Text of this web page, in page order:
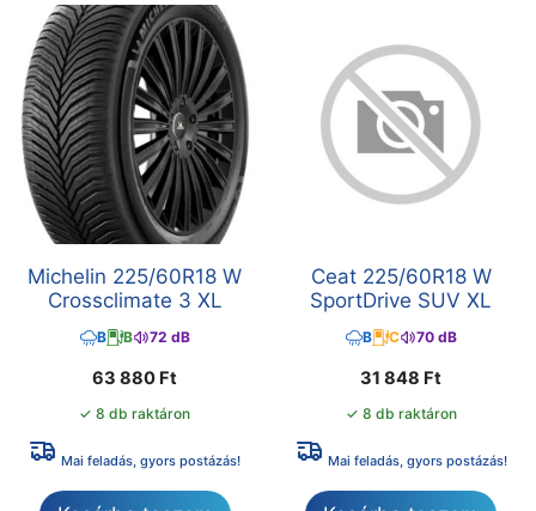
Michelin 225/60R18 W
Crossclimate 3 XL
B B 72 dB
63 880 Ft
✓ 8 db raktáron
Mai feladás, gyors postázás!
Ceat 225/60R18 W
SportDrive SUV XL
B C 70 dB
31 848 Ft
✓ 8 db raktáron
Mai feladás, gyors postázás!